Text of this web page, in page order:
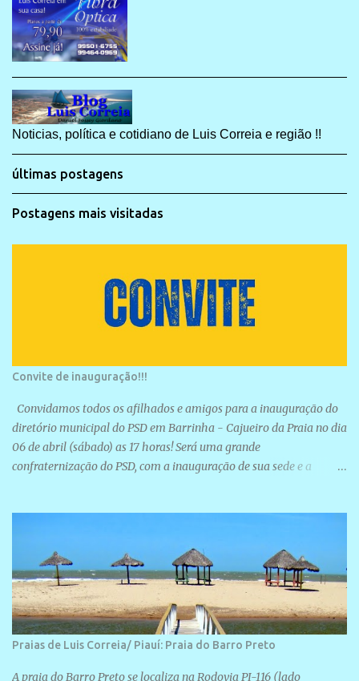
Noticias, política e cotidiano de Luis Correia e região !!
últimas postagens
Postagens mais visitadas
Convite de inauguração!!!
Convidamos todos os afilhados e amigos para a inauguração do
diretório municipal do PSD em Barrinha - Cajueiro da Praia no dia
06 de abril (sábado) as 17 horas! Será uma grande
confraternização do PSD, com a inauguração de sua sede e a
Praias de Luis Correia/ Piauí: Praia do Barro Preto
A praia do Barro Preto se localiza na Rodovia PI-116 (lado